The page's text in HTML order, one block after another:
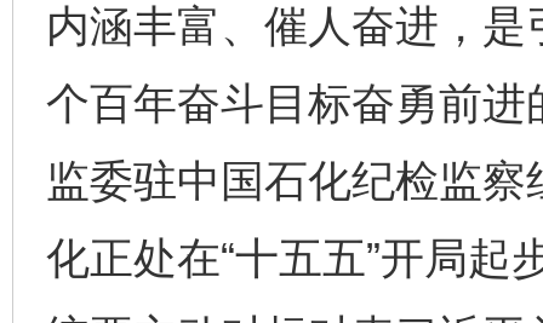
内涵丰富、催人奋进，
个百年奋斗目标奋勇前进
监委驻中国石化纪检监
化正处在“十五五”开局起